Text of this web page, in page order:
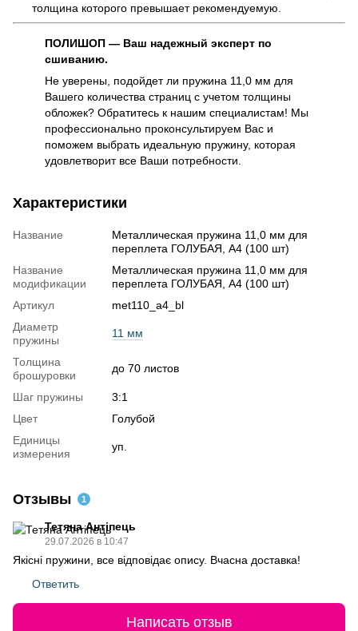
толщина которого превышает рекомендуемую.
ПОЛИШОП — Ваш надежный эксперт по
сшиванию.
Не уверены, подойдет ли пружина 11,0 мм для
Вашего количества страниц с учетом толщины
обложек? Обратитесь к нашим специалистам! Мы
профессионально проконсультируем Вас и
поможем выбрать идеальную пружину, которая
удовлетворит все Ваши потребности.
Характеристики
Название
Металлическая пружина 11,0 мм для
переплета ГОЛУБАЯ, А4 (100 шт)
Название
модификации
Металлическая пружина 11,0 мм для
переплета ГОЛУБАЯ, А4 (100 шт)
Артикул
met110_a4_bl
Диаметр
пружины
11 мм
Толщина
брошуровки
до 70 листов
Шаг пружины
3:1
Цвет
Голубой
Единицы
измерения
уп.
Отзывы 1
Тетяна Антіпець
29.07.2026 в 10:47
Якісні пружини, все відповідає опису. Вчасна доставка!
Ответить
Написать отзыв